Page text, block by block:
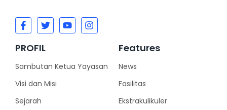
PROFIL
Sambutan Ketua Yayasan
Visi dan Misi
Sejarah
Features
News
Fasilitas
Ekstrakulikuler